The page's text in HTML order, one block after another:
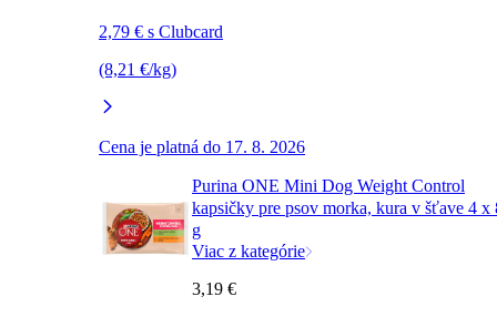
2,79 € s Clubcard
(8,21 €/kg)
Cena je platná do 17. 8. 2026
Purina ONE Mini Dog Weight Control
kapsičky pre psov morka, kura v šťave 4 x
g
Viac z kategórie
3,19 €